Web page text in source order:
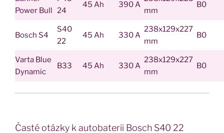
Power Bull
24
45 Ah 390 A
mm
B0
Bosch S4
S40
22
45 Ah 330 A
238x129x227
mm
B0
Varta Blue
Dynamic
B33 45 Ah 330 A
238x129x227
mm
B0
Časté otázky k autobaterii Bosch S40 22